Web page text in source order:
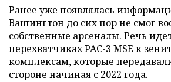
Ранее уже появлялась
Вашингтон до сих пор не смог
собственные арсеналы. Речь
перехватчиках PAC-3 MSE к
комплексам, которые
стороне начиная с 2022 года.